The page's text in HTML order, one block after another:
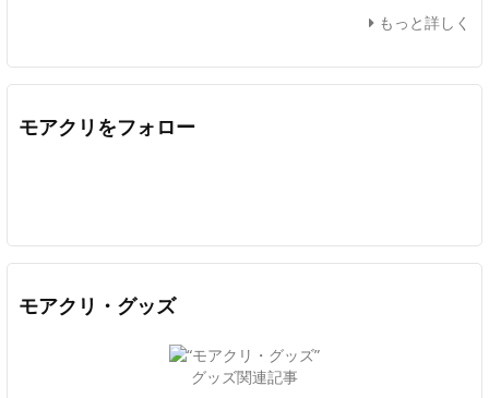
もっと詳しく
モアクリをフォロー
モアクリ・グッズ
グッズ関連記事